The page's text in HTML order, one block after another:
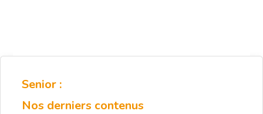
Senior :
Nos derniers contenus